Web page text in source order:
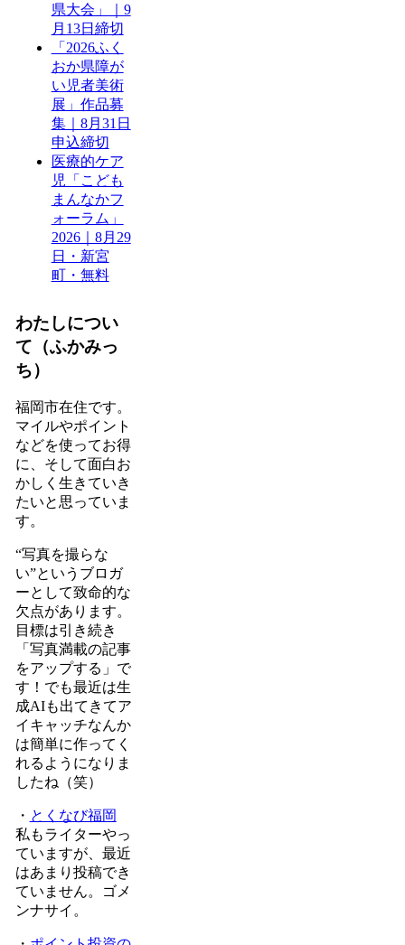
県大会」｜9
月13日締切
「2026ふく
おか県障が
い児者美術
展」作品募
集｜8月31日
申込締切
医療的ケア
児「こども
まんなかフ
ォーラム」
2026｜8月29
日・新宮
町・無料
わたしについ
て（ふかみっ
ち）
福岡市在住です。
マイルやポイント
などを使ってお得
に、そして面白お
かしく生きていき
たいと思っていま
す。
“写真を撮らな
い”というブロガ
ーとして致命的な
欠点があります。
目標は引き続き
「写真満載の記事
をアップする」で
す！でも最近は生
成AIも出てきてア
イキャッチなんか
は簡単に作ってく
れるようになりま
したね（笑）
・ とくなび福岡
私もライターやっ
ていますが、最近
はあまり投稿でき
ていません。ゴメ
ンナサイ。